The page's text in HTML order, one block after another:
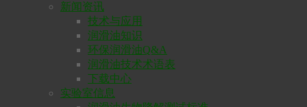
新闻资讯
技术与应用
润滑油知识
环保润滑油Q&A
润滑油技术术语表
下载中心
实验室信息